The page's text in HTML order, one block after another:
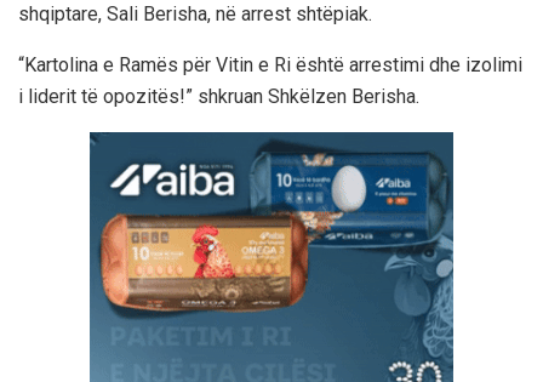
shqiptare, Sali Berisha, në arrest shtëpiak.
“Kartolina e Ramës për Vitin e Ri është arrestimi dhe izolimi
i liderit të opozitës!” shkruan Shkëlzen Berisha.